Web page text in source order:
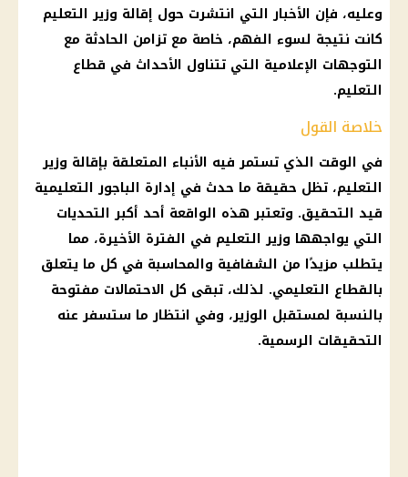
وعليه، فإن الأخبار التي انتشرت حول إقالة وزير التعليم
كانت نتيجة لسوء الفهم، خاصة مع تزامن الحادثة مع
التوجهات الإعلامية التي تتناول الأحداث في قطاع
التعليم.
خلاصة القول
في الوقت الذي تستمر فيه الأنباء المتعلقة بإقالة وزير
التعليم، تظل حقيقة ما حدث في إدارة الباجور التعليمية
قيد التحقيق. وتعتبر هذه الواقعة أحد أكبر التحديات
التي يواجهها وزير التعليم في الفترة الأخيرة، مما
يتطلب مزيدًا من الشفافية والمحاسبة في كل ما يتعلق
بالقطاع التعليمي. لذلك، تبقى كل الاحتمالات مفتوحة
بالنسبة لمستقبل الوزير، وفي انتظار ما ستسفر عنه
التحقيقات الرسمية.